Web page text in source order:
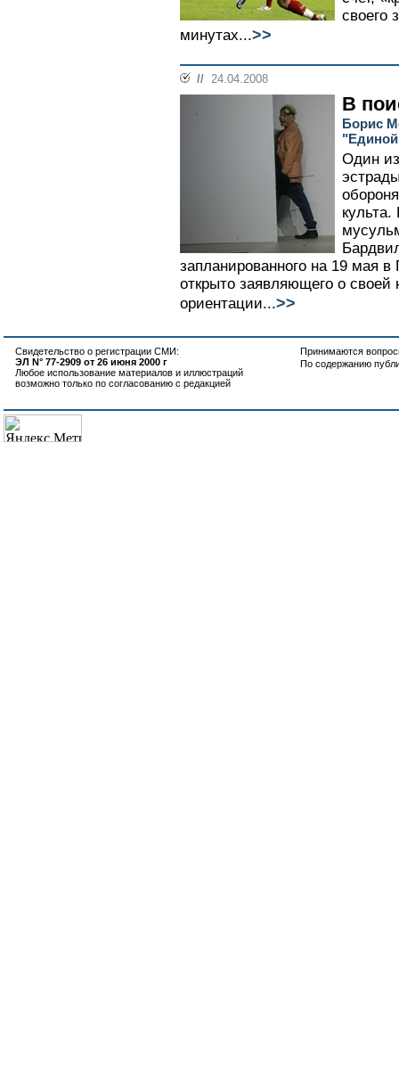
своего
минутах...>>
// 24.04.2008
В
Борис
Один
запланированного на 19 мая в
открыто заявляющего о своей
ориентации...>>
Свидетельство о регистрации СМИ:
ЭЛ N° 77-2909 от 26 июня 2000 г
Любое использование материалов и иллюстраций
возможно только по согласованию с редакцией
Принимаются
По содержанию